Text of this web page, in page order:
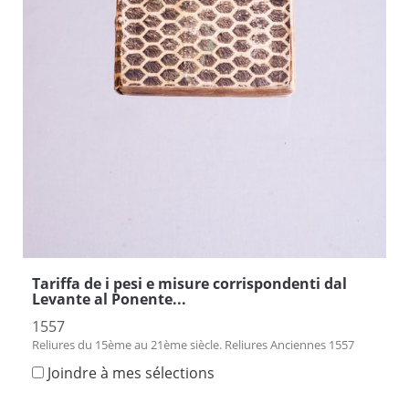
Tariffa de i pesi e misure corrispondenti dal
Levante al Ponente...
1557
Reliures du 15ème au 21ème siècle. Reliures Anciennes 1557
Joindre à mes sélections